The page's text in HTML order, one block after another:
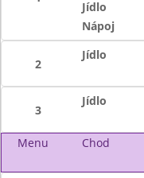
Jídlo
Nápoj
2
Jídlo
3
Jídlo
Menu Chod